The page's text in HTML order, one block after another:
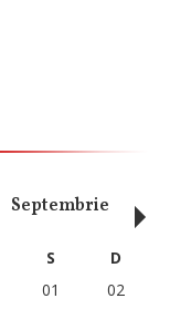
Septembrie
S
D
01
02